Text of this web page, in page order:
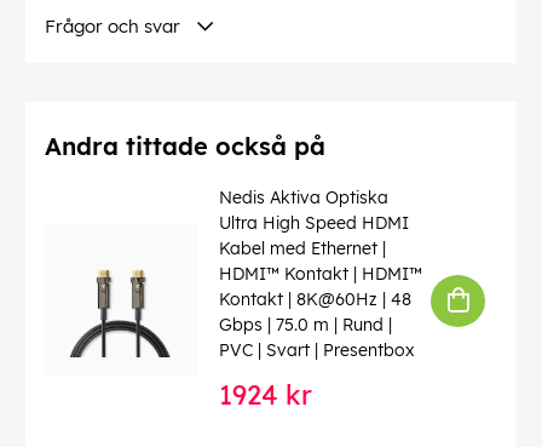
Frågor och svar
Andra tittade också på
Nedis Aktiva Optiska
Ultra High Speed ​​HDMI
Kabel med Ethernet |
HDMI™ Kontakt | HDMI™
Kontakt | 8K@60Hz | 48
Gbps | 75.0 m | Rund |
PVC | Svart | Presentbox
1924 kr